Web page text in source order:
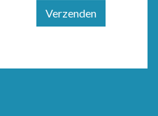
Verzenden